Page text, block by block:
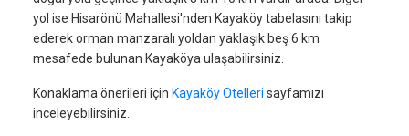
yol ise Hisarönü Mahallesi'nden Kayaköy tabelasını takip
ederek orman manzaralı yoldan yaklaşık beş 6 km
mesafede bulunan Kayaköya ulaşabilirsiniz.
Konaklama önerileri için Kayaköy Otelleri sayfamızı
inceleyebilirsiniz.